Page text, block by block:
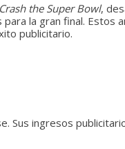
Crash the Super Bowl,
la gran final.
publicitario.
Sus ingresos